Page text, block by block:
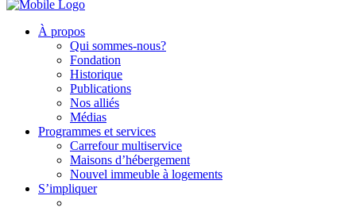
À propos
Qui sommes-nous?
Fondation
Historique
Publications
Nos alliés
Médias
Programmes et services
Carrefour multiservice
Maisons d’hébergement
Nouvel immeuble à logements
S’impliquer